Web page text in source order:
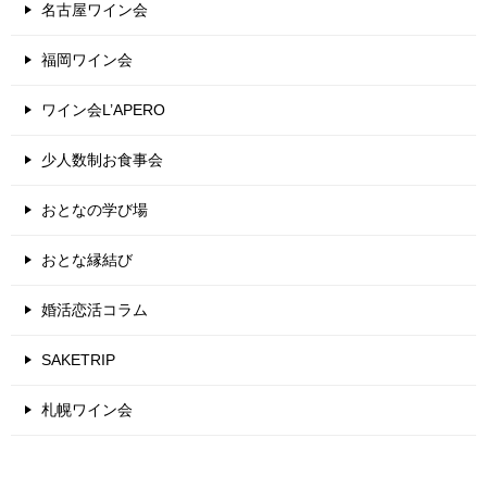
名古屋ワイン会
福岡ワイン会
ワイン会L’APERO
少人数制お食事会
おとなの学び場
おとな縁結び
婚活恋活コラム
SAKETRIP
札幌ワイン会